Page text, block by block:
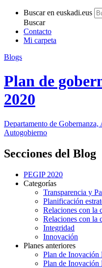
Buscar en euskadi.eus
Buscar
Contacto
Mi carpeta
Blogs
Plan de
2020
Departamento de
Autogobierno
Secciones del Blog
PEGIP 2020
Categorías
Transparencia y
Planificación
Relaciones con la
Relaciones con la
Integridad
Innovación
Planes anteriores
Plan de Inovación
Plan de Inovación